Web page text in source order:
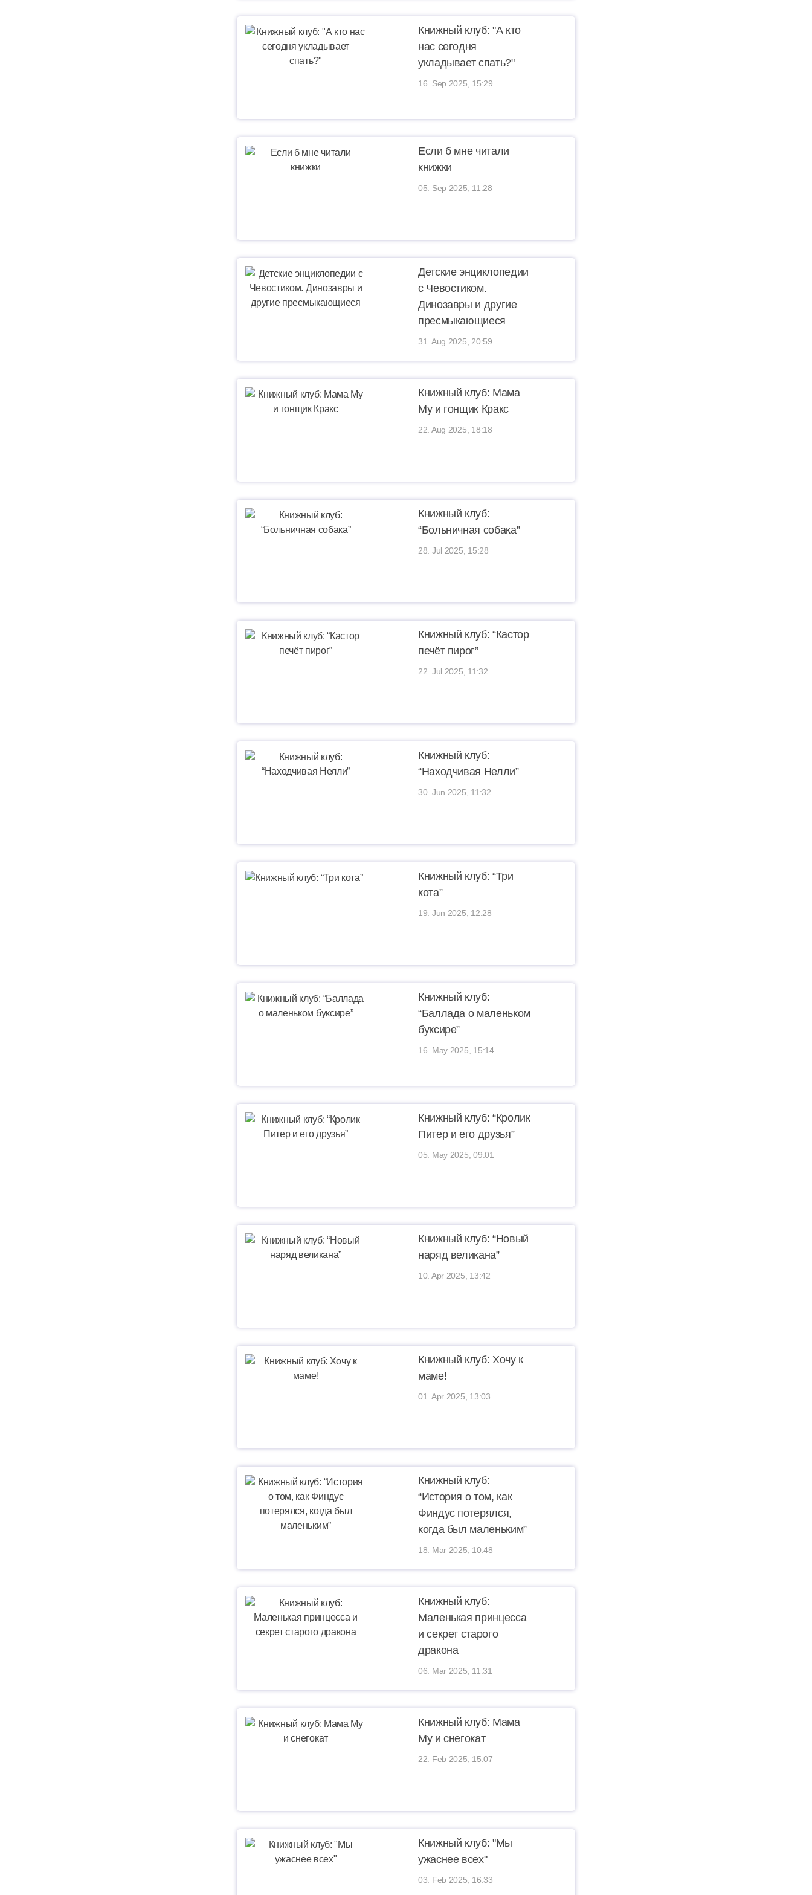
Книжный клуб: "А кто
нас сегодня
укладывает спать?"
16. Sep 2025, 15:29
Если б мне читали
книжки
05. Sep 2025, 11:28
Детские энциклопедии
с Чевостиком.
Динозавры и другие
пресмыкающиеся
31. Aug 2025, 20:59
Книжный клуб: Мама
Му и гонщик Кракс
22. Aug 2025, 18:18
Книжный клуб:
“Больничная собака”
28. Jul 2025, 15:28
Книжный клуб: “Кастор
печёт пирог”
22. Jul 2025, 11:32
Книжный клуб:
“Находчивая Нелли”
30. Jun 2025, 11:32
Книжный клуб: “Три
кота”
19. Jun 2025, 12:28
Книжный клуб:
“Баллада о маленьком
буксире”
16. May 2025, 15:14
Книжный клуб: “Кролик
Питер и его друзья”
05. May 2025, 09:01
Книжный клуб: “Новый
наряд великана”
10. Apr 2025, 13:42
Книжный клуб: Хочу к
маме!
01. Apr 2025, 13:03
Книжный клуб:
“История о том, как
Финдус потерялся,
когда был маленьким”
18. Mar 2025, 10:48
Книжный клуб:
Маленькая принцесса
и секрет старого
дракона
06. Mar 2025, 11:31
Книжный клуб: Мама
Му и снегокат
22. Feb 2025, 15:07
Книжный клуб: "Мы
ужаснее всех"
03. Feb 2025, 16:33